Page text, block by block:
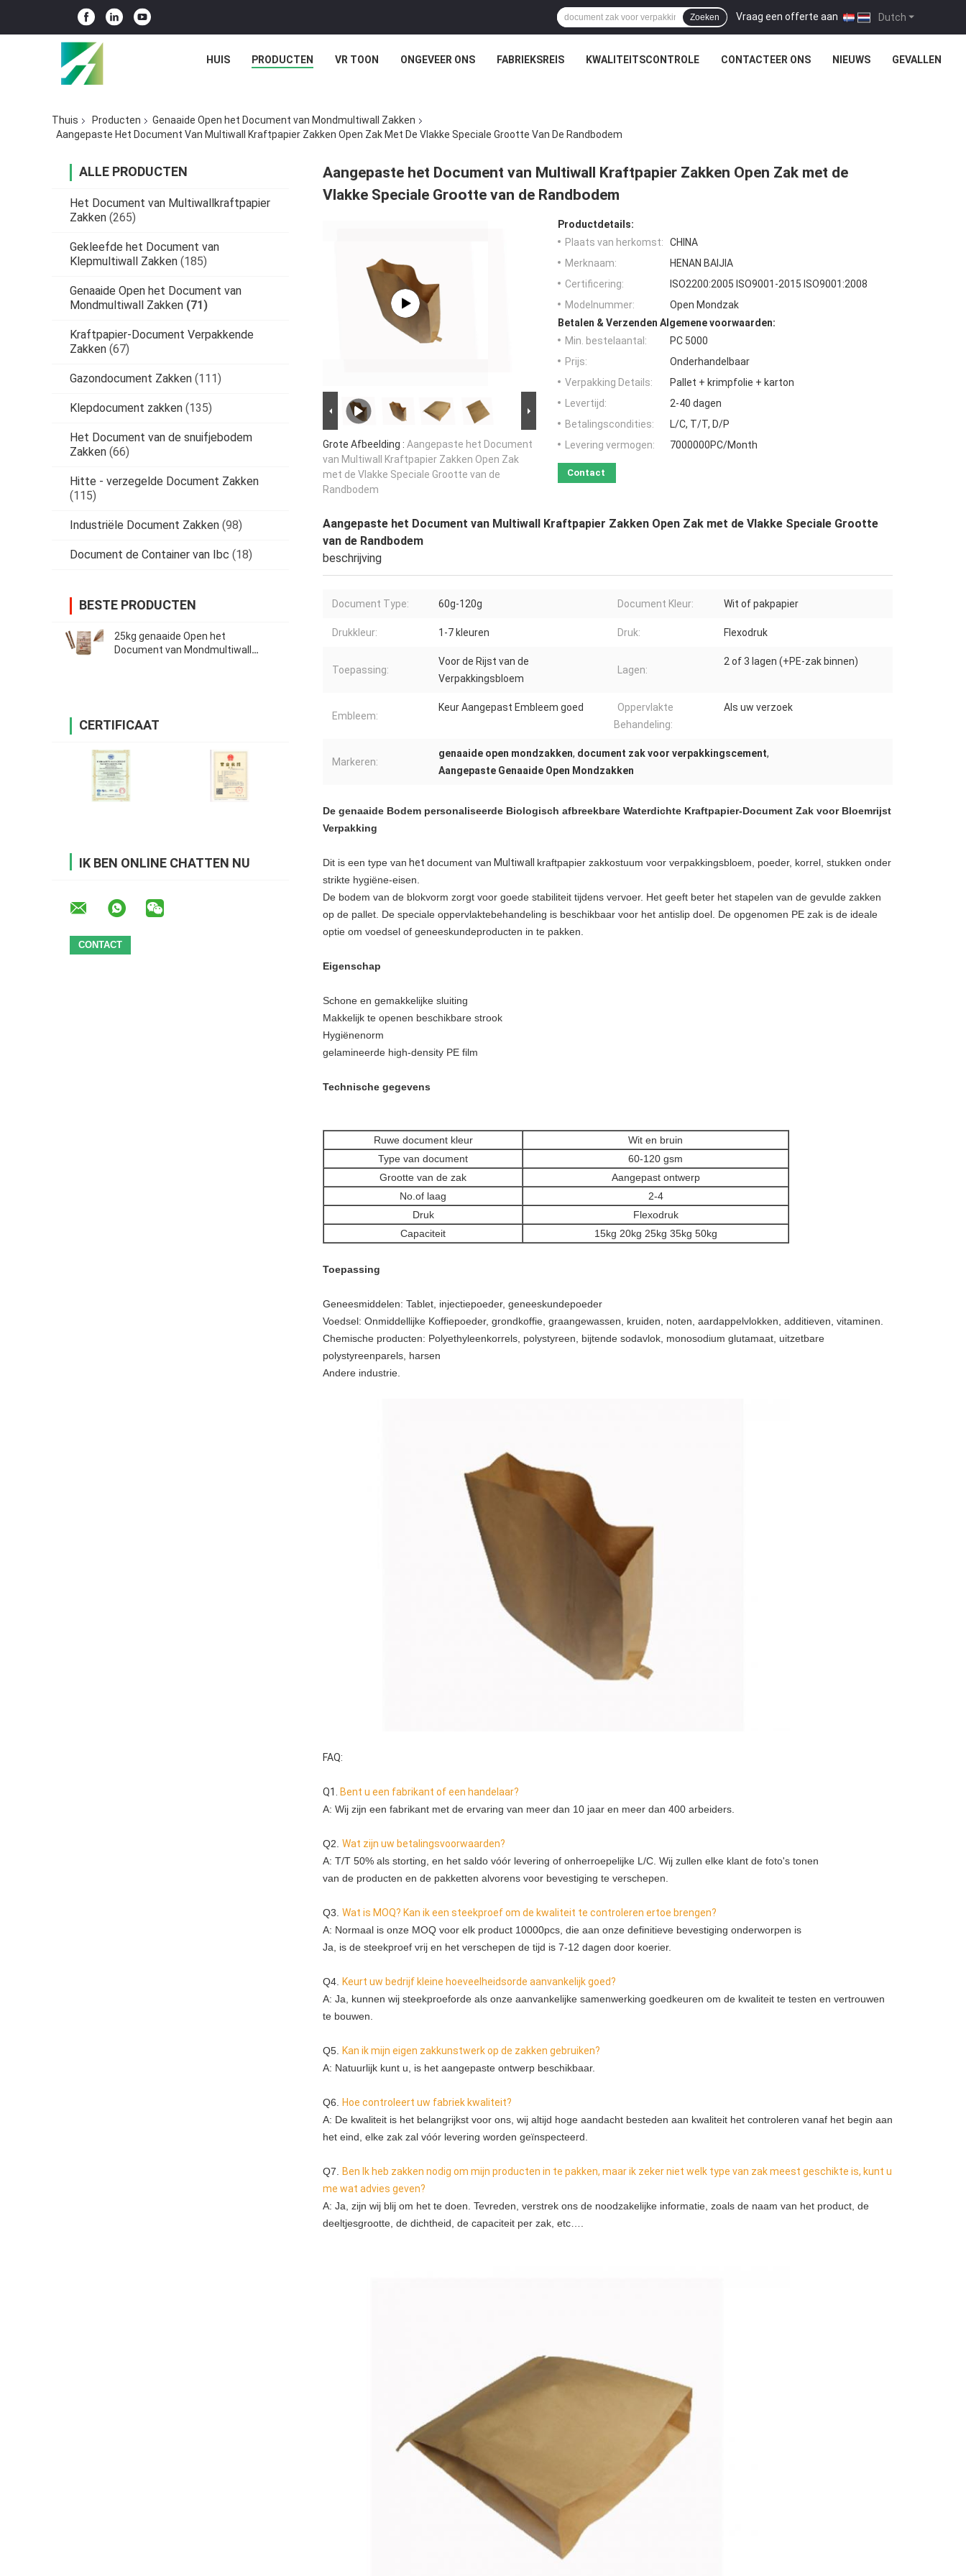
Dutch
Vraag een offerte aan |
Zoeken
HUIS PRODUCTEN VR TOON ONGEVEER ONS FABRIEKSREIS KWALITEITSCONTROLE CONTACTEER ONS NIEUWS GEVALLEN
Thuis Producten
Genaaide Open het Document van Mondmultiwall Zakken
Aangepaste Het Document Van Multiwall Kraftpapier Zakken Open Zak Met De Vlakke Speciale Grootte Van De Randbodem
ALLE PRODUCTEN
Het Document van Multiwallkraftpapier
Zakken (265)
Gekleefde het Document van
Klepmultiwall Zakken (185)
Genaaide Open het Document van
Mondmultiwall Zakken (71)
Kraftpapier-Document Verpakkende
Zakken (67)
Gazondocument Zakken (111)
Klepdocument zakken (135)
Het Document van de snuifjebodem
Zakken (66)
Hitte - verzegelde Document Zakken
(115)
Industriële Document Zakken (98)
Document de Container van Ibc (18)
BESTE PRODUCTEN
25kg genaaide Open het
Document van Mondmultiwall
CERTIFICAAT
IK BEN ONLINE CHATTEN NU
Aangepaste het Document van Multiwall Kraftpapier Zakken Open Zak met de
Vlakke Speciale Grootte van de Randbodem
Grote Afbeelding : Aangepaste het Document
van Multiwall Kraftpapier Zakken Open Zak
met de Vlakke Speciale Grootte van de
Randbodem
Productdetails:
Plaats van herkomst:
CHINA
Merknaam:
HENAN BAIJIA
Certificering:
ISO2200:2005 ISO9001-2015 ISO9001:2008
Modelnummer:
Open Mondzak
Betalen & Verzenden Algemene voorwaarden:
Min. bestelaantal:
PC 5000
Prijs:
Onderhandelbaar
Verpakking Details:
Pallet + krimpfolie + karton
Levertijd:
2-40 dagen
Betalingscondities:
L/C, T/T, D/P
Levering vermogen:
7000000PC/Month
Contact
Aangepaste het Document van Multiwall Kraftpapier Zakken Open Zak met de Vlakke Speciale Grootte
van de Randbodem
beschrijving
Document Type: 60g-120g Document Kleur: Wit of pakpapier
Drukkleur: 1-7 kleuren Druk: Flexodruk
Toepassing:
Voor de Rijst van de
Verpakkingsbloem
Lagen:
2 of 3 lagen (+PE-zak binnen)
Embleem:
Keur Aangepast Embleem goed
Oppervlakte
Behandeling:
Als uw verzoek
Markeren:
genaaide open mondzakken, document zak voor verpakkingscement,
Aangepaste Genaaide Open Mondzakken
De genaaide Bodem personaliseerde Biologisch afbreekbare Waterdichte Kraftpapier-Document Zak voor Bloemrijst
Verpakking
Dit is een type van het document van Multiwall kraftpapier zakkostuum voor verpakkingsbloem, poeder, korrel, stukken onder
strikte hygiëne-eisen.
De bodem van de blokvorm zorgt voor goede stabiliteit tijdens vervoer. Het geeft beter het stapelen van de gevulde zakken
op de pallet. De speciale oppervlaktebehandeling is beschikbaar voor het antislip doel. De opgenomen PE zak is de ideale
optie om voedsel of geneeskundeproducten in te pakken.
Eigenschap
Schone en gemakkelijke sluiting
Makkelijk te openen beschikbare strook
Hygiënenorm
gelamineerde high-density PE film
Technische gegevens
Ruwe document kleur
Wit en bruin
Type van document
60-120 gsm
Grootte van de zak
Aangepast ontwerp
No.of laag
2-4
Druk
Flexodruk
Capaciteit
15kg 20kg 25kg 35kg 50kg
Toepassing
Geneesmiddelen: Tablet, injectiepoeder, geneeskundepoeder
Voedsel: Onmiddellijke Koffiepoeder, grondkoffie, graangewassen, kruiden, noten, aardappelvlokken, additieven, vitaminen.
Chemische producten: Polyethyleenkorrels, polystyreen, bijtende sodavlok, monosodium glutamaat, uitzetbare
polystyreenparels, harsen
Andere industrie.
FAQ:
Q1.
Bent u een fabrikant of een handelaar?
A: Wij zijn een fabrikant met de ervaring van meer dan 10 jaar en meer dan 400 arbeiders.
Q2. Wat zijn uw betalingsvoorwaarden?
A: T/T 50% als storting, en het saldo vóór levering of onherroepelijke L/C. Wij zullen elke klant de foto's tonen
van de producten en de pakketten alvorens voor bevestiging te verschepen.
Q3. Wat is MOQ? Kan ik een steekproef om de kwaliteit te controleren ertoe brengen?
A: Normaal is onze MOQ voor elk product 10000pcs, die aan onze definitieve bevestiging onderworpen is
Ja, is de steekproef vrij en het verschepen de tijd is 7-12 dagen door koerier.
Q4.
Keurt uw bedrijf kleine hoeveelheidsorde aanvankelijk goed?
A: Ja, kunnen wij steekproeforde als onze aanvankelijke samenwerking goedkeuren om de kwaliteit te testen en vertrouwen
te bouwen.
Q5.
Kan ik mijn eigen zakkunstwerk op de zakken gebruiken?
A: Natuurlijk kunt u, is het aangepaste ontwerp beschikbaar.
Q6.
Hoe controleert uw fabriek kwaliteit?
A: De kwaliteit is het belangrijkst voor ons, wij altijd hoge aandacht besteden aan kwaliteit het controleren vanaf het begin aan
het eind, elke zak zal vóór levering worden geïnspecteerd.
Q7.
Ben Ik heb zakken nodig om mijn producten in te pakken, maar ik zeker niet welk type van zak meest geschikte is, kunt u
me wat advies geven?
A: Ja, zijn wij blij om het te doen. Tevreden, verstrek ons de noodzakelijke informatie, zoals de naam van het product, de
deeltjesgrootte, de dichtheid, de capaciteit per zak, etc….